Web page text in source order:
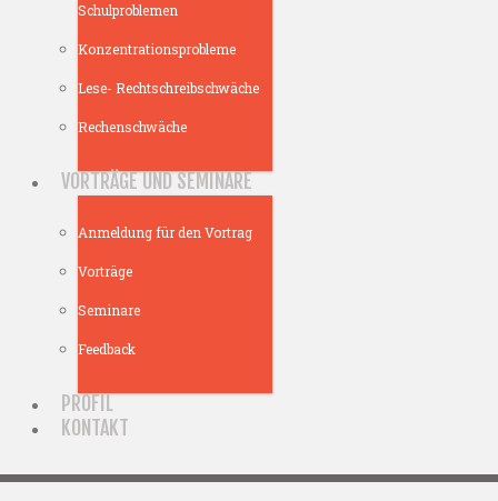
Schulproblemen
Konzentrationsprobleme
Lese- Rechtschreibschwäche
Rechenschwäche
VORTRÄGE UND SEMINARE
Anmeldung für den Vortrag
Vorträge
Seminare
Feedback
PROFIL
KONTAKT